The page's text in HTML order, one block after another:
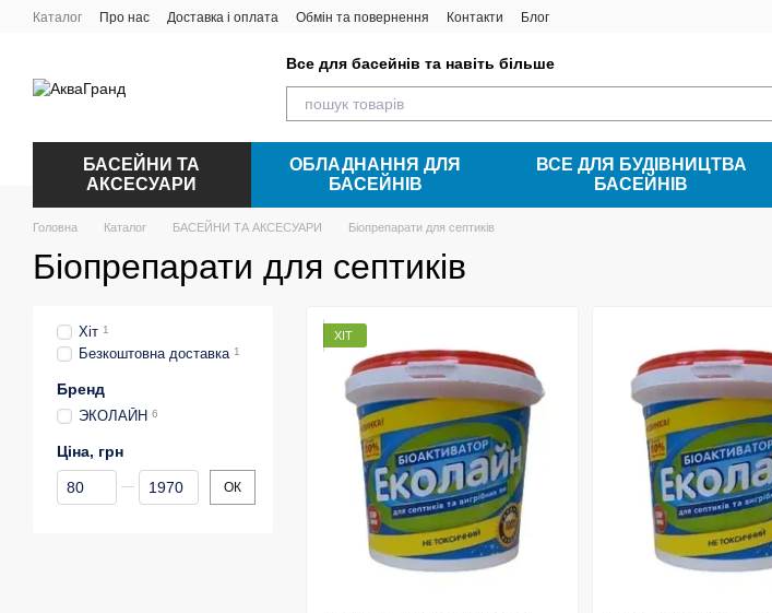
Перейти до основного контенту
Каталог Про нас Доставка і оплата Обмін та повернення Контакти Блог
Все для басейнів та навіть більше
БАСЕЙНИ ТА
АКСЕСУАРИ
ОБЛАДНАННЯ ДЛЯ
БАСЕЙНІВ
ВСЕ ДЛЯ БУДІВНИЦТВА
БАСЕЙНІВ
Головна Каталог БАСЕЙНИ ТА АКСЕСУАРИ Біопрепарати для септиків
Біопрепарати для септиків
ХІТ
Хіт 1
Безкоштовна доставка 1
Бренд
ЭКОЛАЙН 6
Ціна, грн
Від Ціна, грн
До Ціна, грн ОК